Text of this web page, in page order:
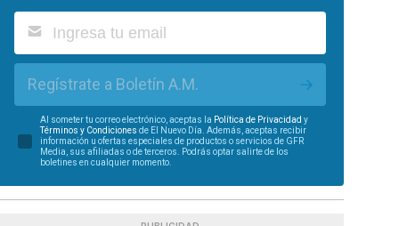
Regístrate a Boletín A.M.
Al someter tu correo electrónico, aceptas la Política de Privacidad y
Términos y Condiciones de El Nuevo Día. Además, aceptas recibir
información u ofertas especiales de productos o servicios de GFR
Media, sus afiliadas o de terceros. Podrás optar salirte de los
boletines en cualquier momento.